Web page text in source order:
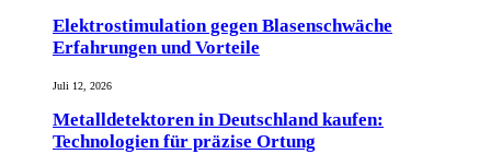
Elektrostimulation gegen Blasenschwäche
Erfahrungen und Vorteile
Juli 12, 2026
Metalldetektoren in Deutschland kaufen:
Technologien für präzise Ortung